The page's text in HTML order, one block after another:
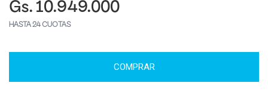
Gs. 10.949.000
HASTA 24 CUOTAS
COMPRAR